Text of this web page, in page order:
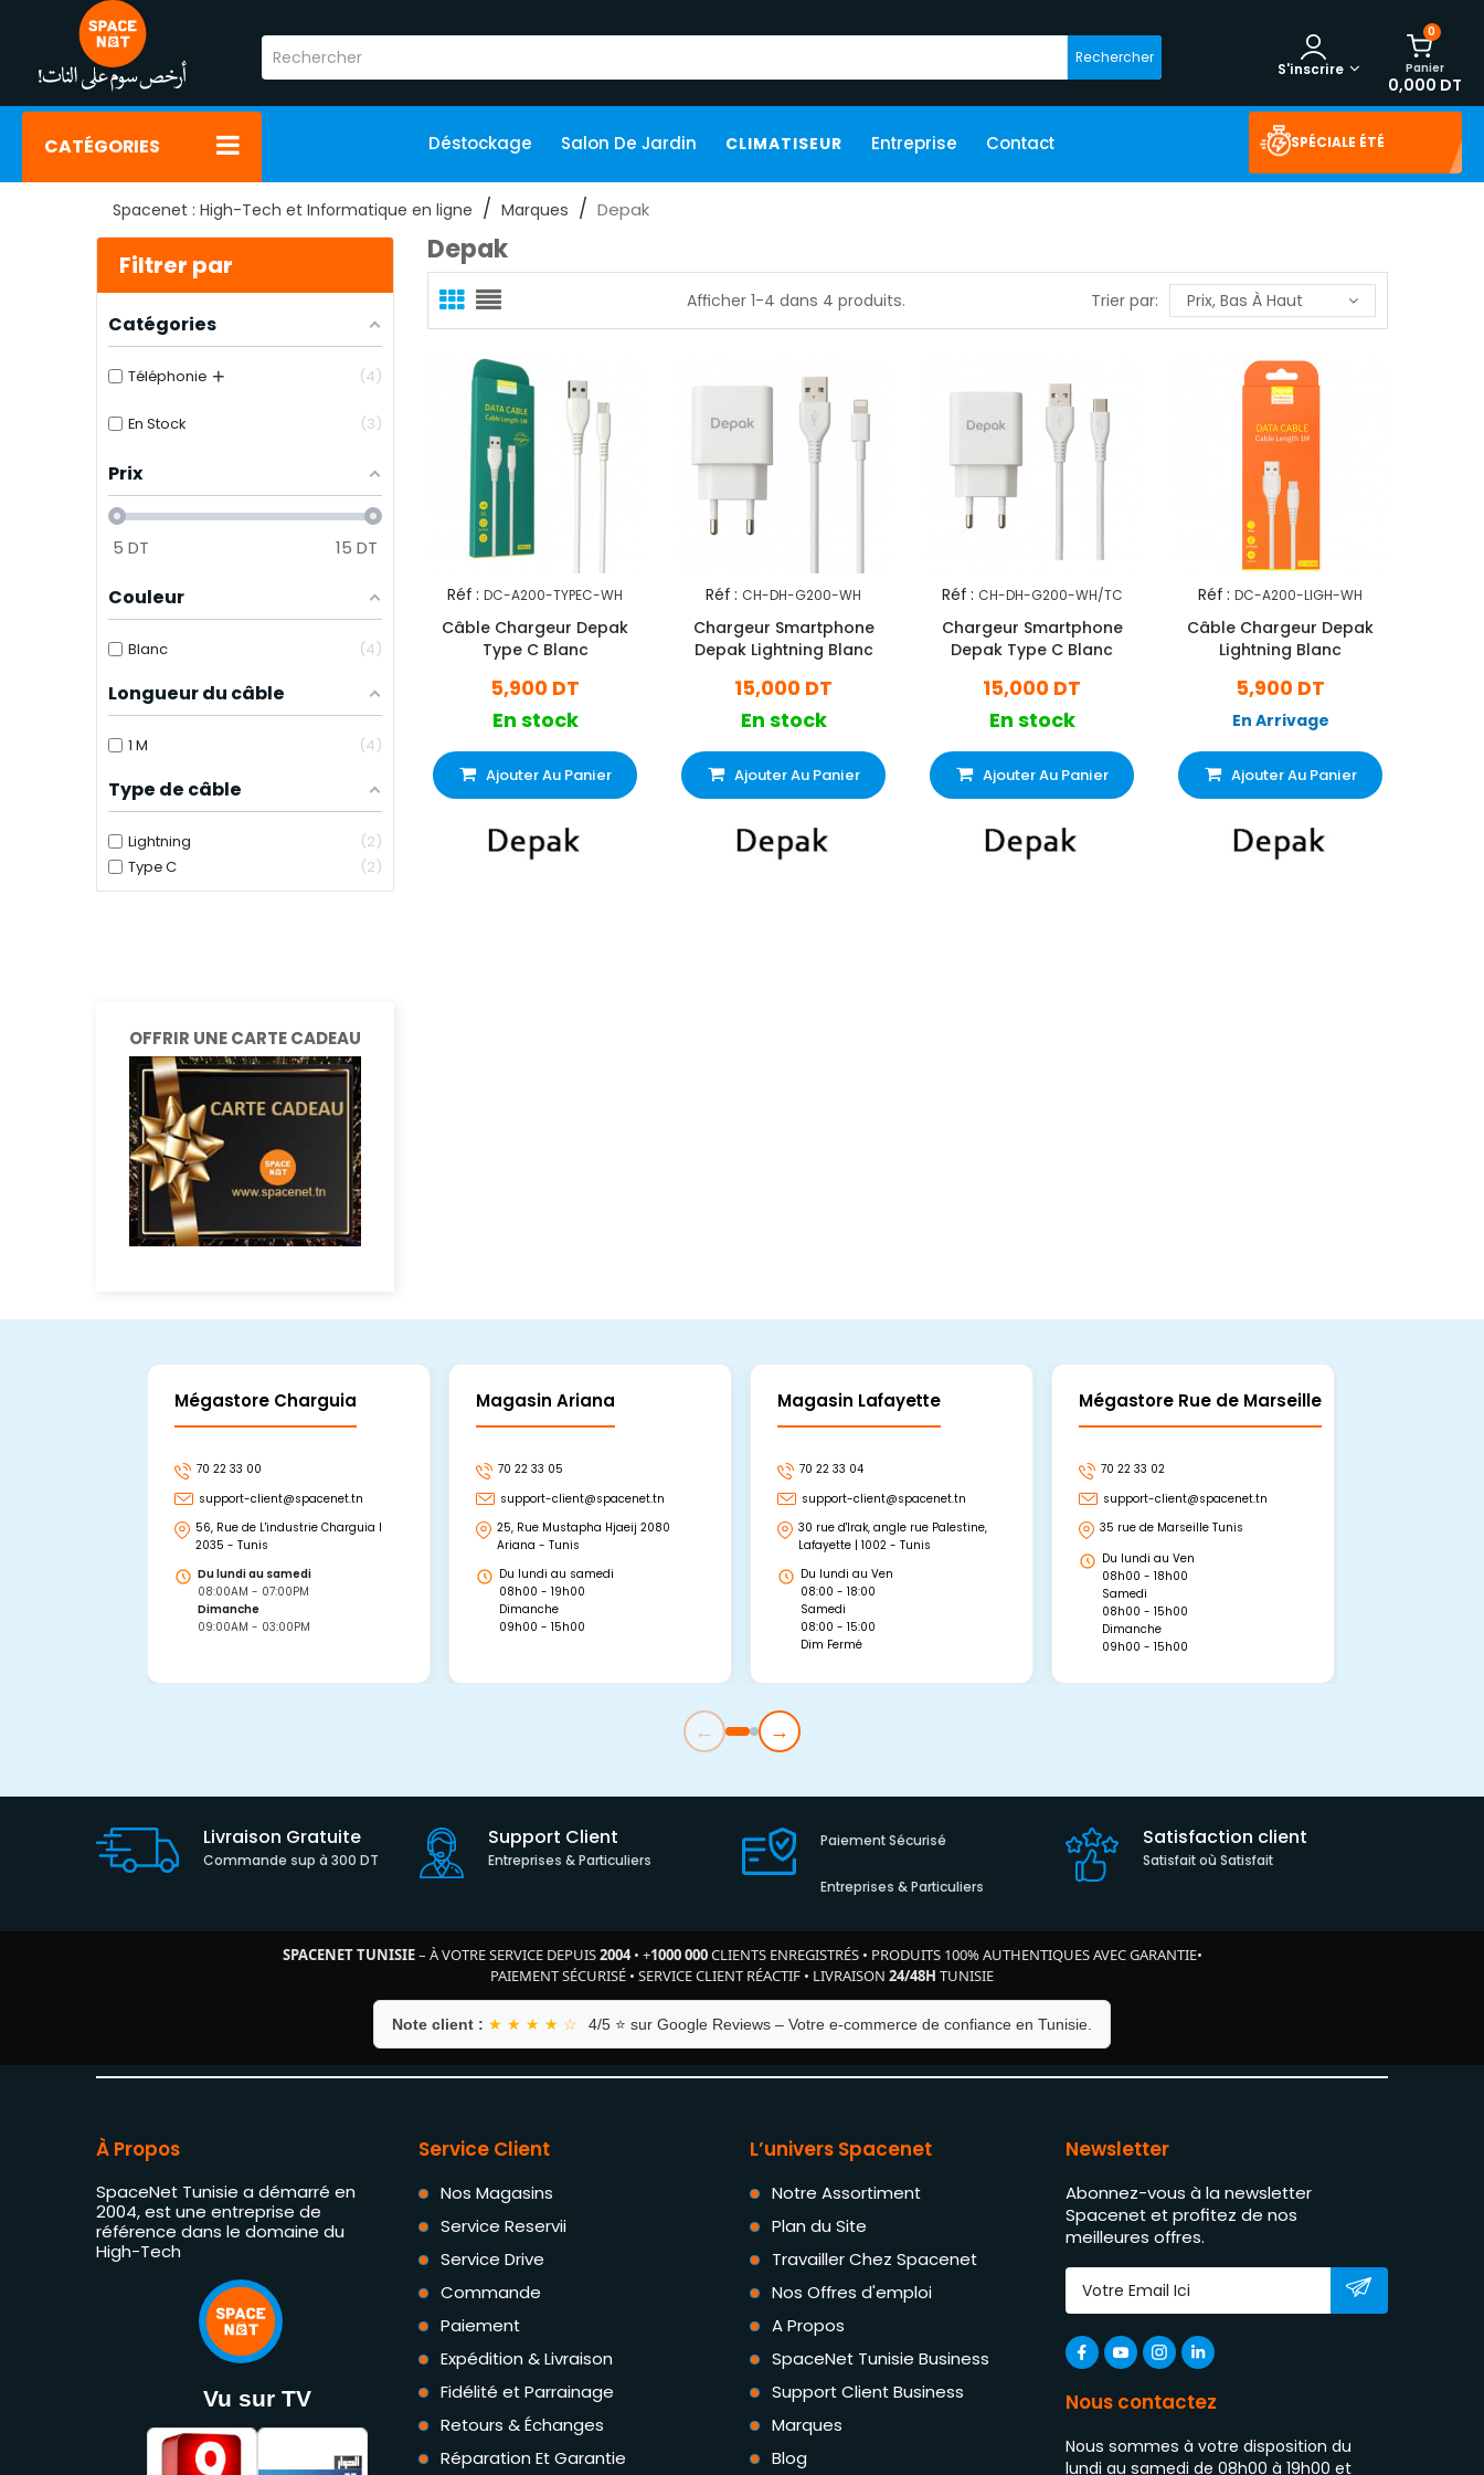
Rechercher
0
Panier
0,000 DT
S'inscrire
CATÉGORIES Déstockage Salon De Jardin CLIMATISEUR Entreprise Contact SPÉCIALE ÉTÉ
Spacenet : High-Tech et Informatique en ligne Marques Depak
Filtrer par
Catégories
Téléphonie + 4
En Stock 3
Prix
5 DT 15 DT
Couleur
Blanc 4
Longueur du câble
1 M 4
Type de câble
Lightning
2
Type C
2
OFFRIR UNE CARTE CADEAU
Depak
Afficher 1-4 dans 4 produits. Trier par: Prix, Bas À Haut
Réf : DC-A200-TYPEC-WH
Câble Chargeur Depak
Type C Blanc
5,900 DT
En stock
Ajouter Au Panier
Réf : CH-DH-G200-WH
Chargeur Smartphone
Depak Lightning Blanc
15,000 DT
En stock
Ajouter Au Panier
Réf : CH-DH-G200-WH/TC
Chargeur Smartphone
Depak Type C Blanc
15,000 DT
En stock
Ajouter Au Panier
Réf : DC-A200-LIGH-WH
Câble Chargeur Depak
Lightning Blanc
5,900 DT
En Arrivage
Ajouter Au Panier
Mégastore Charguia
70 22 33 00
support-client@spacenet.tn
56, Rue de L'industrie Charguia I
2035 - Tunis
Du lundi au samedi
08:00AM - 07:00PM
Dimanche
09:00AM - 03:00PM
Magasin Ariana
70 22 33 05
support-client@spacenet.tn
25, Rue Mustapha Hjaeij 2080
Ariana - Tunis
Du lundi au samedi
08h00 - 19h00
Dimanche
09h00 - 15h00
Magasin Lafayette
70 22 33 04
support-client@spacenet.tn
30 rue d'Irak, angle rue Palestine,
Lafayette | 1002 - Tunis
Du lundi au Ven
08:00 - 18:00
Samedi
08:00 - 15:00
Dim Fermé
Mégastore Rue de Marseille
70 22 33 02
support-client@spacenet.tn
35 rue de Marseille Tunis
Du lundi au Ven
08h00 - 18h00
Samedi
08h00 - 15h00
Dimanche
09h00 - 15h00
← →
Livraison Gratuite
Commande sup à 300 DT
Support Client
Entreprises & Particuliers
Paiement Sécurisé
Entreprises & Particuliers
Satisfaction client
Satisfait où Satisfait
SPACENET TUNISIE– À VOTRE SERVICE DEPUIS2004• +1000 000CLIENTS ENREGISTRÉS• PRODUITS 100% AUTHENTIQUES AVEC GARANTIE•
PAIEMENT SÉCURISÉ • SERVICE CLIENT RÉACTIF • LIVRAISON 24/48H TUNISIE
Note client : ★ ★ ★ ★ ☆ 4/5 ⭐ sur Google Reviews – Votre e-commerce de confiance en Tunisie.
À Propos
SpaceNet Tunisie a démarré en
2004, est une entreprise de
référence dans le domaine du
High-Tech
Vu sur TV
Service Client
Nos Magasins
Service Reservii
Service Drive
Commande
Paiement
Expédition & Livraison
Fidélité et Parrainage
Retours & Échanges
Réparation Et Garantie
L’univers Spacenet
Notre Assortiment
Plan du Site
Travailler Chez Spacenet
Nos Offres d'emploi
A Propos
SpaceNet Tunisie Business
Support Client Business
Marques
Blog
Newsletter
Abonnez-vous à la newsletter
Spacenet et profitez de nos
meilleures offres.
Nous contactez
Nous sommes à votre disposition du
lundi au samedi de 08h00 à 19h00 et